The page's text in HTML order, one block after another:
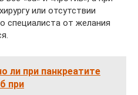
или отсутствии
специалиста от желания
ли при панкреатите
при